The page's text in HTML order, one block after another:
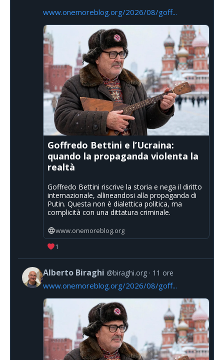
www.onemoreblog.org/2026/08/goff...
Goffredo Bettini e l’Ucraina:
quando la propaganda violenta la
realtà
Goffredo Bettini riscrive la storia e nega il diritto
internazionale, allineandosi alla propaganda di
Putin. Questa non è dialettica politica, ma
complicità con una dittatura criminale.
www.onemoreblog.org
1
Alberto Biraghi @biraghi.org 11 ore
www.onemoreblog.org/2026/08/goff...